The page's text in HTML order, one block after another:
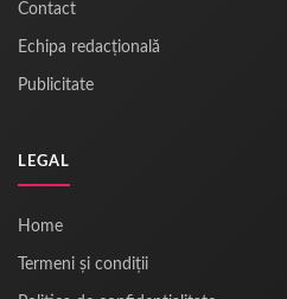
Contact
Echipa redacțională
Publicitate
LEGAL
Home
Termeni și condiții